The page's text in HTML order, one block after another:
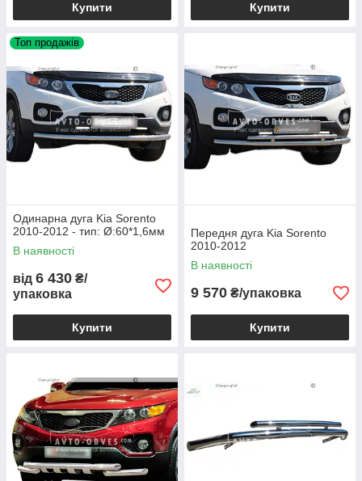
Купити Купити
Топ продажів
Одинарна дуга Kia Sorento
2010-2012 - тип: Ø:60*1,6мм
В наявності
від 6 430 ₴/
упаковка
Купити
Передня дуга Kia Sorento
2010-2012
В наявності
9 570 ₴/упаковка
Купити